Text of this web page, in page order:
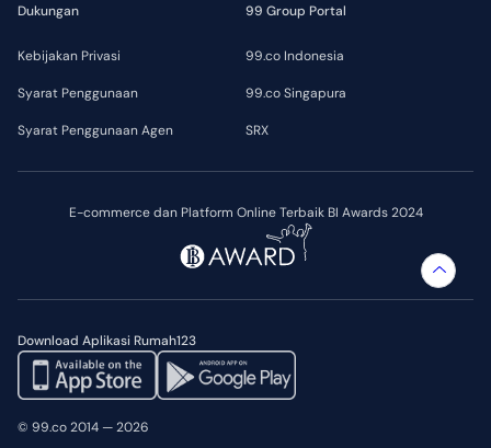
E-commerce dan Platform Online Terbaik BI Awards 2024
Download Aplikasi Rumah123
Dukungan
Kebijakan Privasi
Syarat Penggunaan
Syarat Penggunaan Agen
99 Group Portal
99.co Indonesia
99.co Singapura
SRX
© 99.co 2014 — 2026